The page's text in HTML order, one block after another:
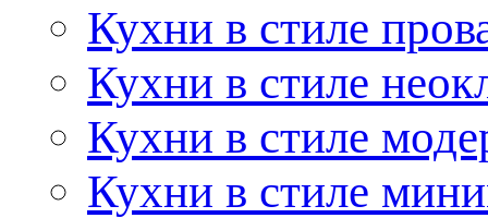
Кухни в стиле
Кухни в стиле
Кухни в стиле
Кухни в стиле